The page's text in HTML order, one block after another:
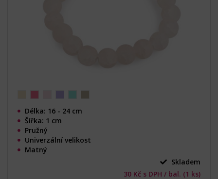
Délka: 16 - 24 cm
Šířka: 1 cm
Pružný
Univerzální velikost
Matný
Skladem
30 Kč s DPH / bal. (1 ks)